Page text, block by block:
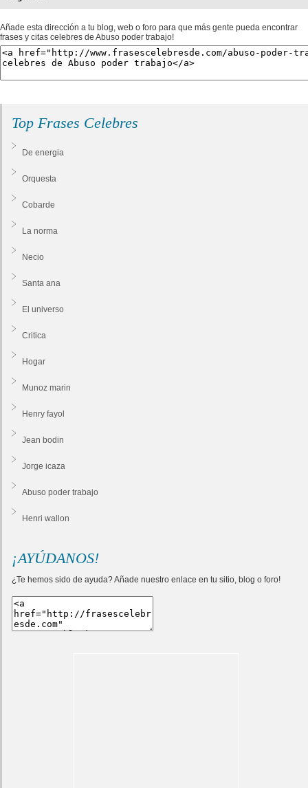
Añade esta dirección a tu blog, web o foro para que más gente pueda encontrar
frases y citas celebres de Abuso poder trabajo!
Top Frases Celebres
De energia
Orquesta
Cobarde
La norma
Necio
Santa ana
El universo
Critica
Hogar
Munoz marin
Henry fayol
Jean bodin
Jorge icaza
Abuso poder trabajo
Henri wallon
¡AYÚDANOS!
¿Te hemos sido de ayuda? Añade nuestro enlace en tu sitio, blog o foro!